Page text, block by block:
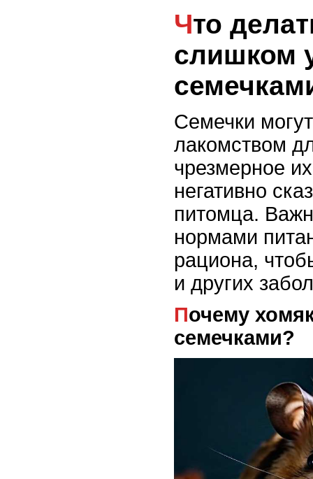
Что делать, если хомяк
слишком
Семечки
лакомством
чрезмерное
негативно
питомца.
нормами
рациона,
и других
Почему хомяк увлекается
семечками?